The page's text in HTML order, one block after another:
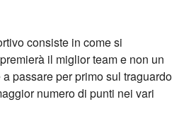
consiste in come si
il miglior team e non un
passare per primo sul traguardo
numero di punti nei vari